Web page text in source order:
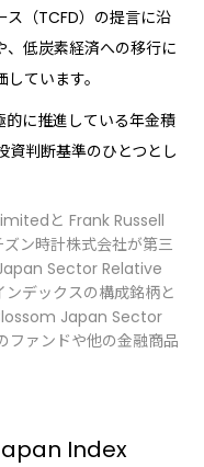
ス（TCFD）の提言に沿
、低炭素経済への移行に
ています。
的に推進している年金積
資判断基準のひとつとし
と Frank Russell
ン時計株式会社が第三
Sector Relative
デックスの構成銘柄と
Japan Sector
ァンドや他の金融商品
Index